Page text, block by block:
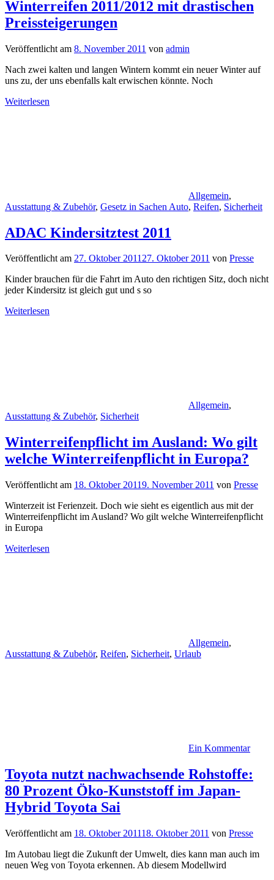
Winterreifen 2011/2012 mit drastischen
Preissteigerungen
Veröffentlicht am 8. November 2011 von admin
Nach zwei kalten und langen Wintern kommt ein neuer Winter auf
uns zu, der uns ebenfalls kalt erwischen könnte. Noch
Weiterlesen
Allgemein,
Ausstattung & Zubehör, Gesetz in Sachen Auto, Reifen, Sicherheit
ADAC Kindersitztest 2011
Veröffentlicht am 27. Oktober 201127. Oktober 2011 von Presse
Kinder brauchen für die Fahrt im Auto den richtigen Sitz, doch nicht
jeder Kindersitz ist gleich gut und s so
Weiterlesen
Allgemein,
Ausstattung & Zubehör, Sicherheit
Winterreifenpflicht im Ausland: Wo gilt
welche Winterreifenpflicht in Europa?
Veröffentlicht am 18. Oktober 20119. November 2011 von Presse
Winterzeit ist Ferienzeit. Doch wie sieht es eigentlich aus mit der
Winterreifenpflicht im Ausland? Wo gilt welche Winterreifenpflicht
in Europa
Weiterlesen
Allgemein,
Ausstattung & Zubehör, Reifen, Sicherheit, Urlaub
Ein Kommentar
Toyota nutzt nachwachsende Rohstoffe:
80 Prozent Öko-Kunststoff im Japan-
Hybrid Toyota Sai
Veröffentlicht am 18. Oktober 201118. Oktober 2011 von Presse
Im Autobau liegt die Zukunft der Umwelt, dies kann man auch im
neuen Weg von Toyota erkennen. Ab diesem Modellwird